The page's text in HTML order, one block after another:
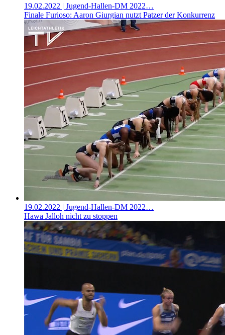
19.02.2022 | Jugend-Hallen-DM 2022…
Finale Furioso: Aaron Giurgian nutzt Patzer der Konkurrenz
19.02.2022 | Jugend-Hallen-DM 2022…
Hawa Jalloh nicht zu stoppen